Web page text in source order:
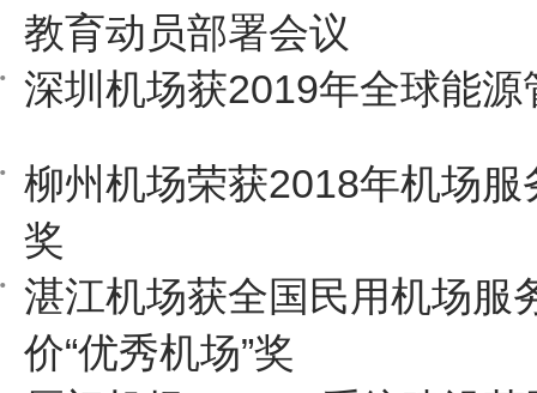
教育动员部署会议
深圳机场获2019年全球能源
柳州机场荣获2018年机场服
奖
湛江机场获全国民用机场服
价“优秀机场”奖